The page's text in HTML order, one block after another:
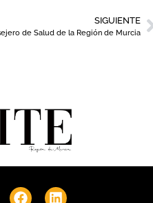
SIGUIENTE
de Salud de la Región de Murcia